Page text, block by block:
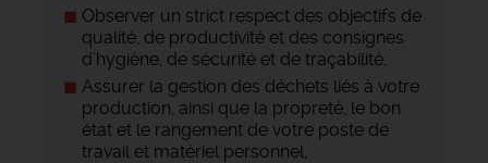
Observer un strict respect des objectifs de
qualité, de productivité et des consignes
d’hygiène, de sécurité et de traçabilité,
Assurer la gestion des déchets liés à votre
production, ainsi que la propreté, le bon
état et le rangement de votre poste de
travail et matériel personnel,